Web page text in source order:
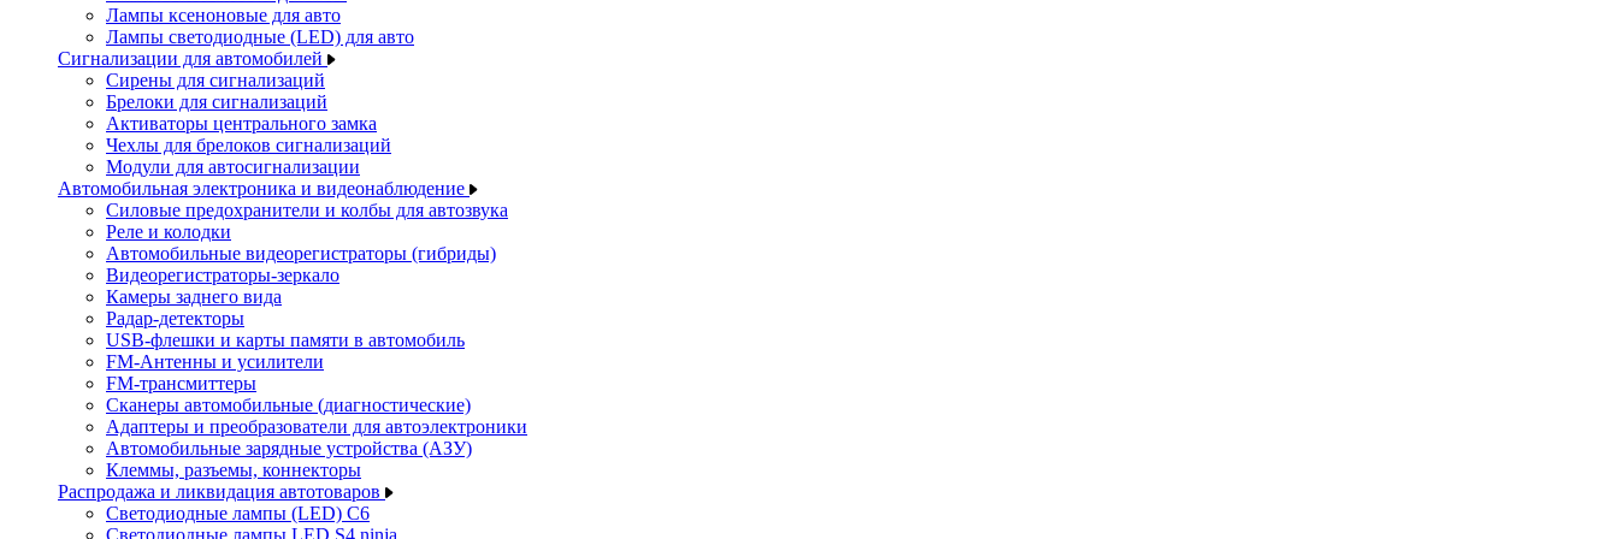
Лампы ксеноновые для авто
Лампы светодиодные (LED) для авто
Сигнализации для автомобилей
Сирены для сигнализаций
Брелоки для сигнализаций
Активаторы центрального замка
Чехлы для брелоков сигнализаций
Модули для автосигнализации
Автомобильная электроника и видеонаблюдение
Силовые предохранители и колбы для автозвука
Реле и колодки
Автомобильные видеорегистраторы (гибриды)
Видеорегистраторы-зеркало
Камеры заднего вида
Радар-детекторы
USB-флешки и карты памяти в автомобиль
FM-Антенны и усилители
FM-трансмиттеры
Сканеры автомобильные (диагностические)
Адаптеры и преобразователи для автоэлектроники
Автомобильные зарядные устройства (АЗУ)
Клеммы, разъемы, коннекторы
Распродажа и ликвидация автотоваров
Светодиодные лампы (LED) C6
Светодиодные лампы LED S4 ninja